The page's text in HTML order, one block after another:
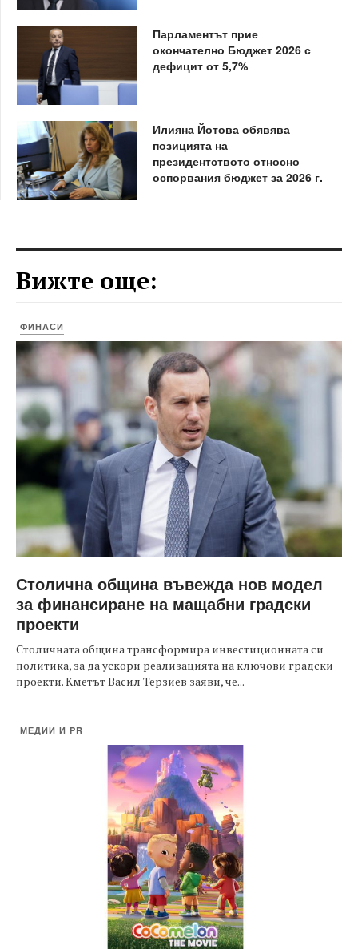
Парламентът прие
окончателно Бюджет 2026 с
дефицит от 5,7%
Илияна Йотова обявява
позицията на
президентството относно
оспорвания бюджет за 2026 г.
Вижте още:
ФИНАСИ
Столична община въвежда нов модел
за финансиране на мащабни градски
проекти
Столичната община трансформира инвестиционната си
политика, за да ускори реализацията на ключови градски
проекти. Кметът Васил Терзиев заяви, че...
МЕДИИ И PR